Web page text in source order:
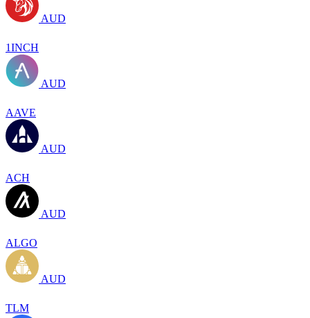
AUD
1INCH
AUD
AAVE
AUD
ACH
AUD
ALGO
AUD
TLM